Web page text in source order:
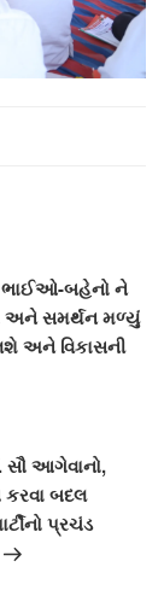
ભાઈઓ-બહેનો ને
અને સમર્થન મળ્યું
અને વિકાસની
સૌ આગેવાનો,
બદલ
પ્રચંડ